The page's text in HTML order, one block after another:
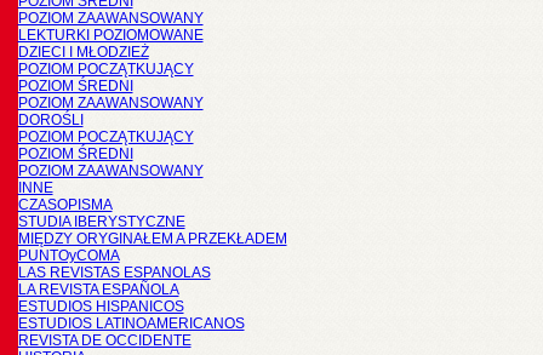
POZIOM ZAAWANSOWANY
LEKTURKI POZIOMOWANE
DZIECI I MŁODZIEŻ
POZIOM POCZĄTKUJĄCY
POZIOM ŚREDNI
POZIOM ZAAWANSOWANY
DOROŚLI
POZIOM POCZĄTKUJĄCY
POZIOM ŚREDNI
POZIOM ZAAWANSOWANY
INNE
CZASOPISMA
STUDIA IBERYSTYCZNE
MIĘDZY ORYGINAŁEM A PRZEKŁADEM
PUNTOyCOMA
LAS REVISTAS ESPANOLAS
LA REVISTA ESPAÑOLA
ESTUDIOS HISPANICOS
ESTUDIOS LATINOAMERICANOS
REVISTA DE OCCIDENTE